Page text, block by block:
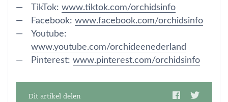
TikTok: www.tiktok.com/orchidsinfo
Facebook: www.facebook.com/orchidsinfo
Youtube:
www.youtube.com/orchideenederland
Pinterest: www.pinterest.com/orchidsinfo
Dit artikel delen